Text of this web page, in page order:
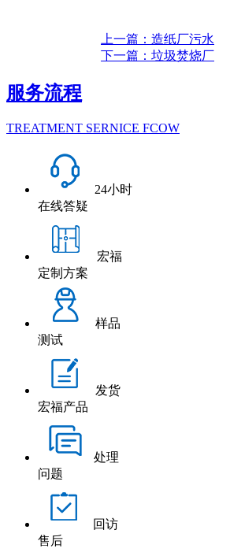
上一篇：造纸厂污水
下一篇：垃圾焚烧厂
服务流程
TREATMENT SERNICE FCOW
24小时
在线答疑
宏福
定制方案
样品
测试
发货
宏福产品
处理
问题
回访
售后